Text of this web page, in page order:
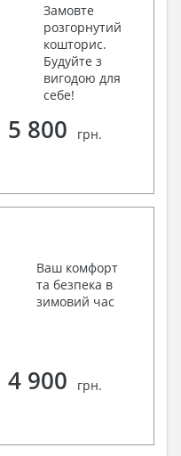
Замовте
розгорнутий
кошторис.
Будуйте з
вигодою для
себе!
5 800 грн.
Ваш комфорт
та безпека в
зимовий час
4 900 грн.